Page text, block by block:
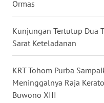
Ormas
Kunjungan Tertutup Dua
Sarat Keteladanan
KRT Tohom Purba
Meninggalnya Raja
Buwono XIII
WN
JATIM
WN
WN
KALBAR